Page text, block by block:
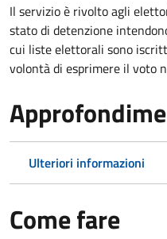
Il servizio è rivolto agli
stato di detenzione
cui liste elettorali sono
volontà di esprimere il voto
Ulteriori informazioni
Come fare